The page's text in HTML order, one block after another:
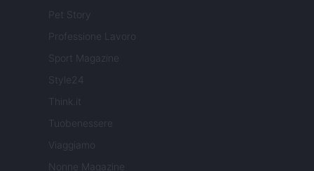
Pet Story
Professione Lavoro
Sport Magazine
Style24
Think.it
Tuobenessere
Viaggiamo
Nonne Magazine